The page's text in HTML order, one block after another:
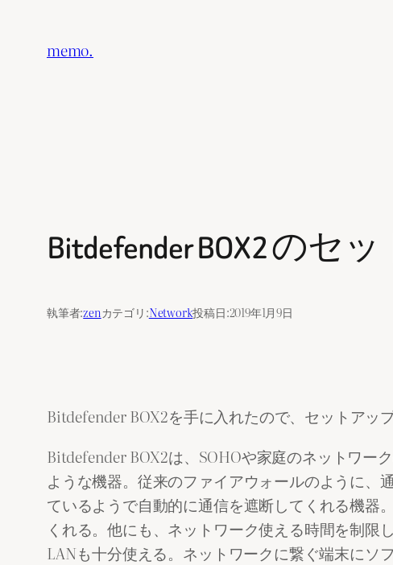
memo.
Bitdefender BOX2 のセ
執筆者:zenカテゴリ:Network投稿日:2019年1月9日
Bitdefender BOX2を手に入れたので、セットアッ
Bitdefender BOX2は、SOHOや家庭のネットワー
ような機器。従来のファイアウォールのように
ているようで自動的に通信を遮断してくれる機器
くれる。他にも、ネットワーク使える時間を制
LANも十分使える。ネットワークに繋ぐ端末にソ